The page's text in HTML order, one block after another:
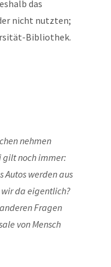
das
nicht nutzten;
Bibliothek.
nehmen
gilt noch immer:
Autos werden aus
wir da eigentlich?
Fragen
von Mensch